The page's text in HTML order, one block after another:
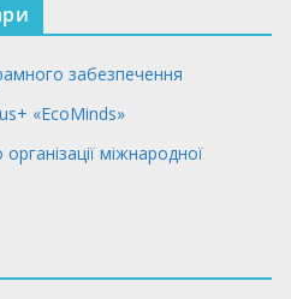
забезпечення
«EcoMinds»
міжнародної